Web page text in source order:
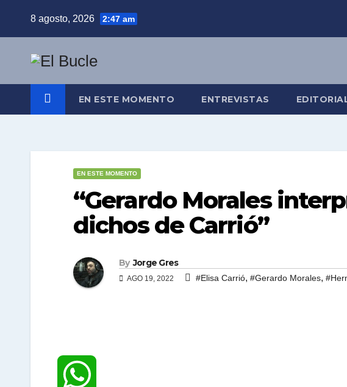
8 agosto, 2026 2:47 am
EN ESTE MOMENTO ENTREVISTAS
EN ESTE MOMENTO
“Gerardo Morales
dichos de Carrió”
By Jorge Gres
AGO 19, 2022 #Elisa Carrió, #Gerardo Morales,